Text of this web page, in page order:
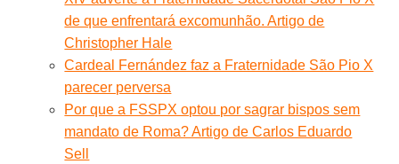
de que enfrentará excomunhão. Artigo de
Christopher Hale
Cardeal Fernández faz a Fraternidade São Pio X
parecer perversa
Por que a FSSPX optou por sagrar bispos sem
mandato de Roma? Artigo de Carlos Eduardo
Sell